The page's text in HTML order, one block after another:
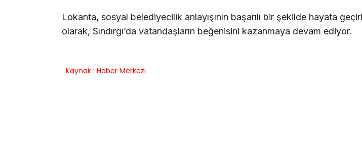
Lokanta, sosyal belediyecilik anlayışının başarılı bir şekilde hayata
olarak, Sındırgı’da vatandaşların beğenisini kazanmaya devam ediyor.
Kaynak : Haber Merkezi